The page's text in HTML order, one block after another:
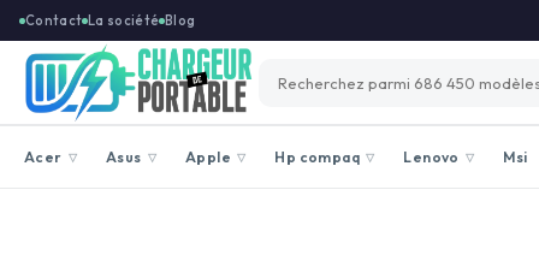
Contact La société Blog
Acer ▽ Asus ▽ Apple ▽ Hp compaq ▽ Lenovo ▽ Msi